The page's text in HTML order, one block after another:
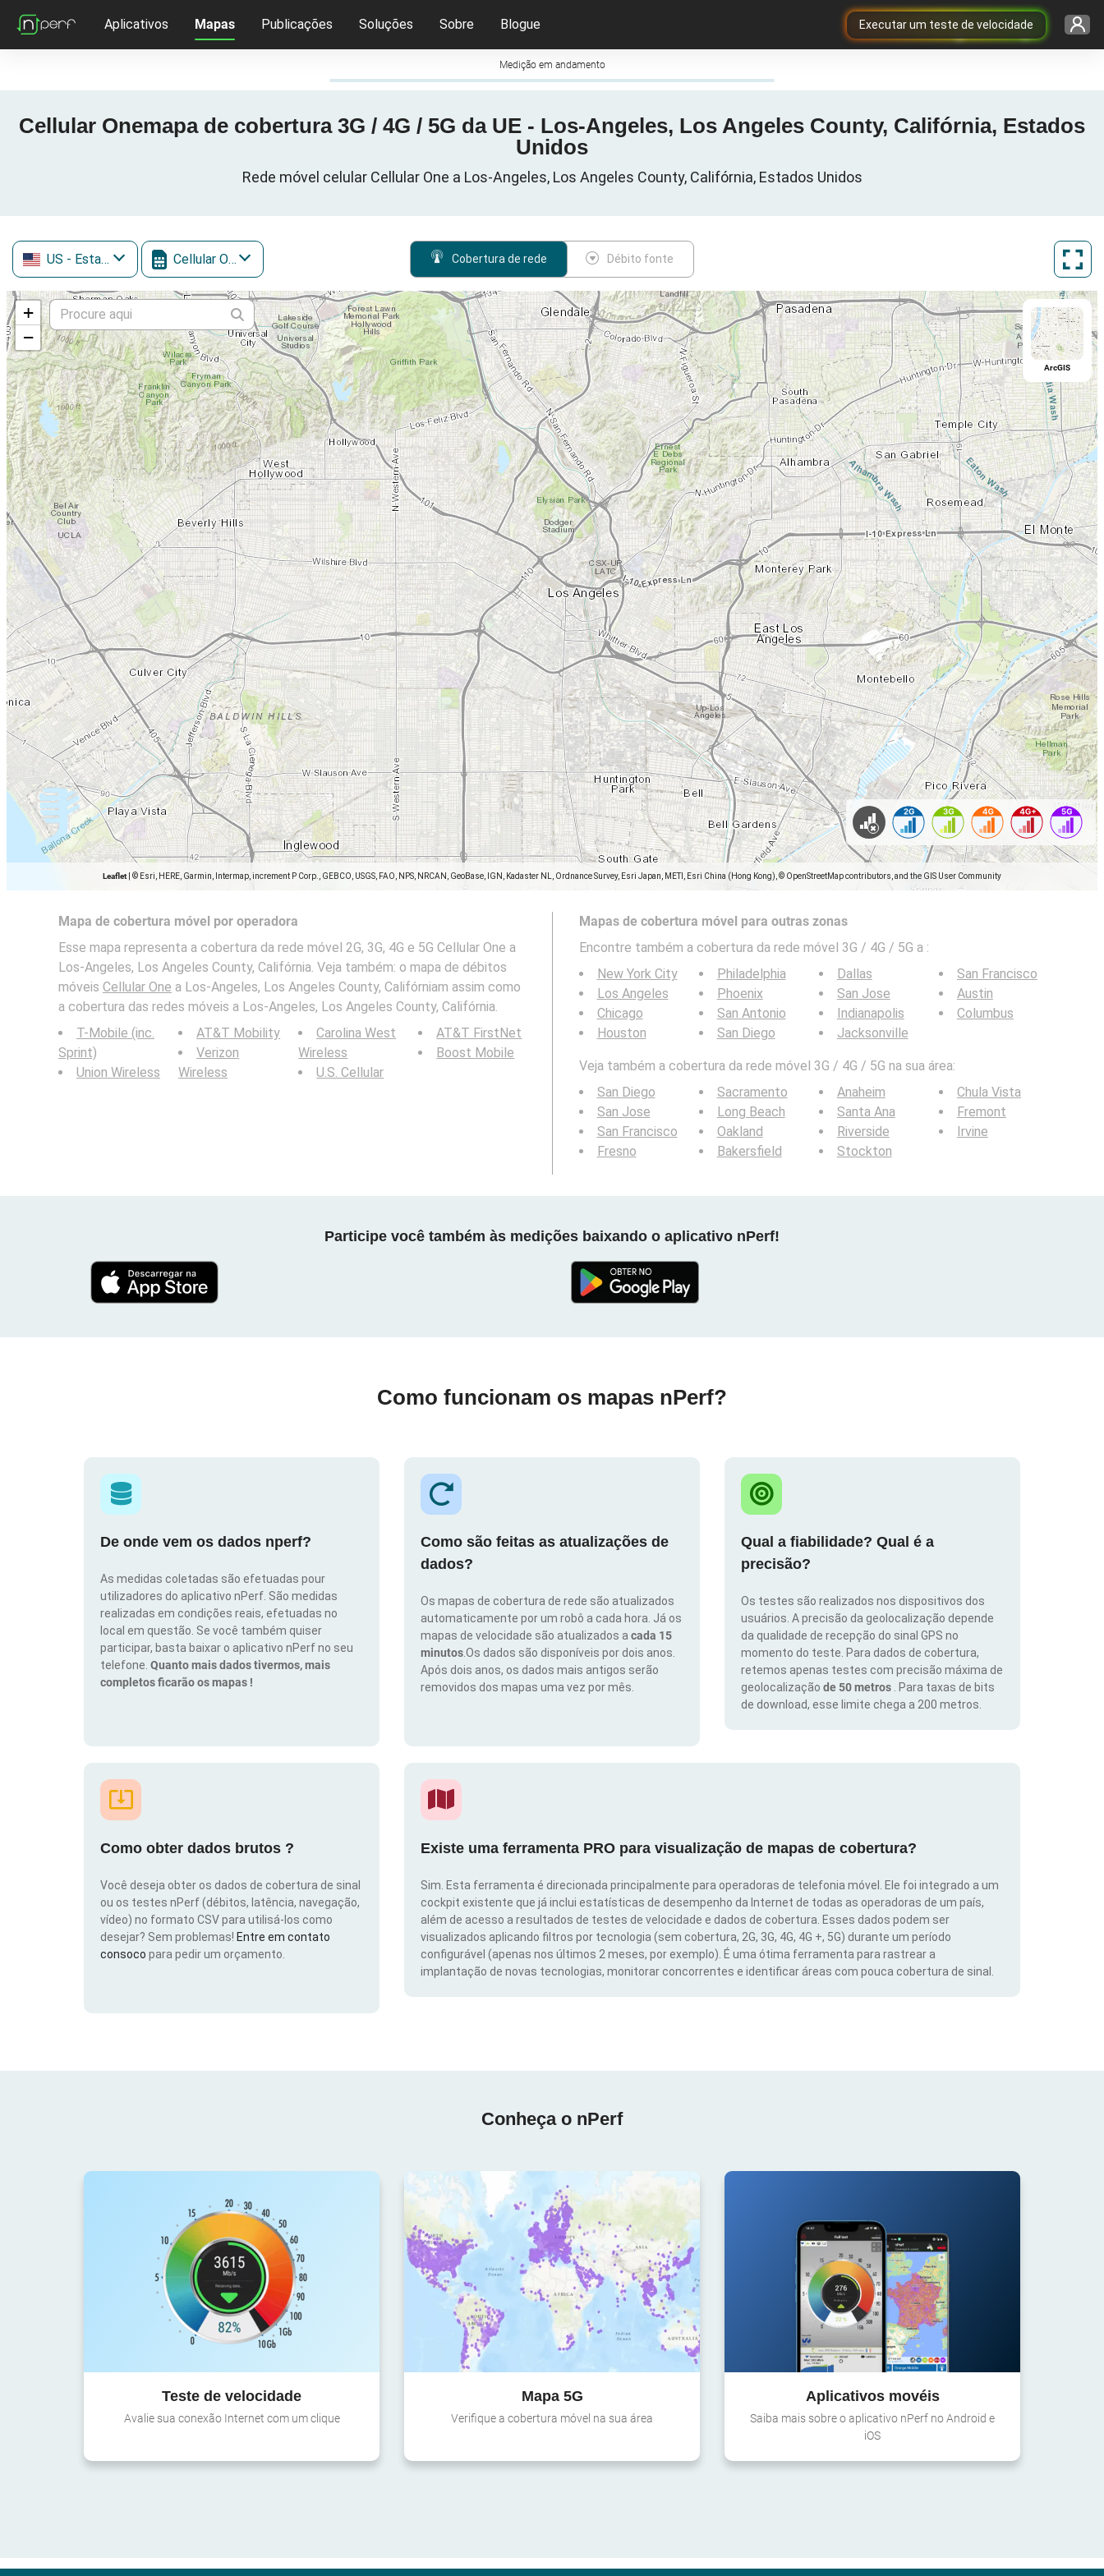
Executar um teste de velocidade
Aplicativos Mapas Publicações Soluções Sobre Blogue
Medição em andamento
Cellular Onemapa de cobertura 3G / 4G / 5G da UE - Los-Angeles, Los Angeles County, Califórnia, Estados
Unidos
Rede móvel celular Cellular One a Los-Angeles, Los Angeles County, Califórnia, Estados Unidos
US - Estados Unidos Cellular One Cobertura de rede Débito fonte
+
−
Leaflet © Esri, HERE, Garmin, Intermap, increment P Corp., GEBCO, USGS, FAO, NPS, NRCAN, GeoBase, IGN, Kadaster NL, Ordnance Survey, Esri Japan, METI, Esri China (Hong Kong), © OpenStreetMap contributors, and the GIS User Community
ArcGIS
Mapa de cobertura móvel por operadora
Esse mapa representa a cobertura da rede móvel 2G, 3G, 4G e 5G Cellular One a
Los-Angeles, Los Angeles County, Califórnia. Veja também: o mapa de débitos
móveis Cellular One a Los-Angeles, Los Angeles County, Califórniam assim como
a cobertura das redes móveis a Los-Angeles, Los Angeles County, Califórnia.
T-Mobile (inc.
Sprint)
Union Wireless
AT&T Mobility
Verizon
Wireless
Carolina West
Wireless
U.S. Cellular
AT&T FirstNet
Boost Mobile
Mapas de cobertura móvel para outras zonas
Encontre também a cobertura da rede móvel 3G / 4G / 5G a :
New York City
Los Angeles
Chicago
Houston
Philadelphia
Phoenix
San Antonio
San Diego
Dallas
San Jose
Indianapolis
Jacksonville
San Francisco
Austin
Columbus
Veja também a cobertura da rede móvel 3G / 4G / 5G na sua área:
San Diego
San Jose
San Francisco
Fresno
Sacramento
Long Beach
Oakland
Bakersfield
Anaheim
Santa Ana
Riverside
Stockton
Chula Vista
Fremont
Irvine
Participe você também às medições baixando o aplicativo nPerf!
Como funcionam os mapas nPerf?
De onde vem os dados nperf?
As medidas coletadas são efetuadas pour
utilizadores do aplicativo nPerf. São medidas
realizadas em condições reais, efetuadas no
local em questão. Se você também quiser
participar, basta baixar o aplicativo nPerf no seu
telefone. Quanto mais dados tivermos, mais
completos ficarão os mapas !
Como são feitas as atualizações de
dados?
Os mapas de cobertura de rede são atualizados
automaticamente por um robô a cada hora. Já os
mapas de velocidade são atualizados a cada 15
minutos.Os dados são disponíveis por dois anos.
Após dois anos, os dados mais antigos serão
removidos dos mapas uma vez por mês.
Qual a fiabilidade? Qual é a
precisão?
Os testes são realizados nos dispositivos dos
usuários. A precisão da geolocalização depende
da qualidade de recepção do sinal GPS no
momento do teste. Para dados de cobertura,
retemos apenas testes com precisão máxima de
geolocalização de 50 metros
. Para taxas de bits
de download, esse limite chega a 200 metros.
Como obter dados brutos ?
Você deseja obter os dados de cobertura de sinal
ou os testes nPerf (débitos, latência, navegação,
vídeo) no formato CSV para utilisá-los como
desejar? Sem problemas! Entre em contato
consoco para pedir um orçamento.
Existe uma ferramenta PRO para visualização de mapas de cobertura?
Sim. Esta ferramenta é direcionada principalmente para operadoras de telefonia móvel. Ele foi integrado a um
cockpit existente que já inclui estatísticas de desempenho da Internet de todas as operadoras de um país,
além de acesso a resultados de testes de velocidade e dados de cobertura. Esses dados podem ser
visualizados aplicando filtros por tecnologia (sem cobertura, 2G, 3G, 4G, 4G +, 5G) durante um período
configurável (apenas nos últimos 2 meses, por exemplo). É uma ótima ferramenta para rastrear a
implantação de novas tecnologias, monitorar concorrentes e identificar áreas com pouca cobertura de sinal.
Conheça o nPerf
Teste de velocidade
Avalie sua conexão Internet com um clique
Mapa 5G
Verifique a cobertura móvel na sua área
Aplicativos movéis
Saiba mais sobre o aplicativo nPerf no Android e
iOS